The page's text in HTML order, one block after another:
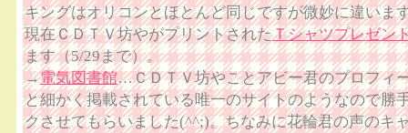
キングはオリコンとほとんど同じですが微妙に違いま
現在ＣＤＴＶ坊やがプリントされたＴシャツプレゼン
ます（5/29まで）。
→電気図書館…ＣＤＴＶ坊やことアビー君のプロフィ
と細かく掲載されている唯一のサイトのようなので勝
クさせてもらいました(^^;)。ちなみに花輪君の声のキ